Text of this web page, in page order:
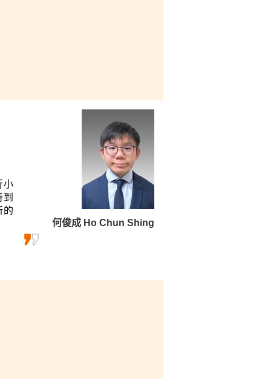
產業有更深入的見解。另
界，亦提升了我的溝通和
生提供了充分的支援，因
何俊成 Ho Chun Shing
小
到
的